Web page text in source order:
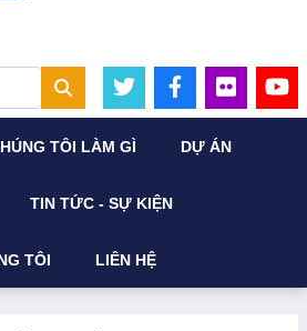
TÔI LÀM GÌ DỰ ÁN
TIN TỨC - SỰ KIỆN
TÔI LIÊN HỆ